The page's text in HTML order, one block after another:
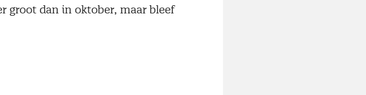
groot dan in oktober, maar bleef